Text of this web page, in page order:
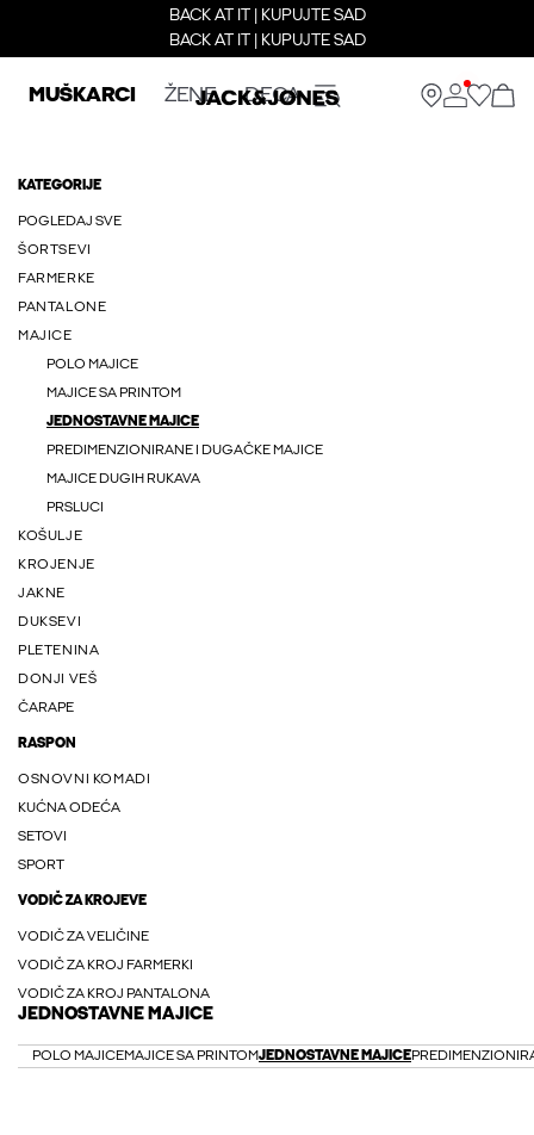
BACK AT IT | KUPUJTE SAD
BACK AT IT | KUPUJTE SAD
MUŠKARCI ŽENE DECA
KATEGORIJE
POGLEDAJ SVE
ŠORTSEVI
FARMERKE
PANTALONE
MAJICE
POLO MAJICE
MAJICE SA PRINTOM
JEDNOSTAVNE MAJICE
PREDIMENZIONIRANE I DUGAČKE MAJICE
MAJICE DUGIH RUKAVA
PRSLUCI
KOŠULJE
KROJENJE
JAKNE
DUKSEVI
PLETENINA
DONJI VEŠ
ČARAPE
RASPON
OSNOVNI KOMADI
KUĆNA ODEĆA
SETOVI
SPORT
VODIČ ZA KROJEVE
VODIČ ZA VELIČINE
VODIČ ZA KROJ FARMERKI
VODIČ ZA KROJ PANTALONA
JEDNOSTAVNE MAJICE
POLO MAJICEMAJICE SA PRINTOMJEDNOSTAVNE MAJICE